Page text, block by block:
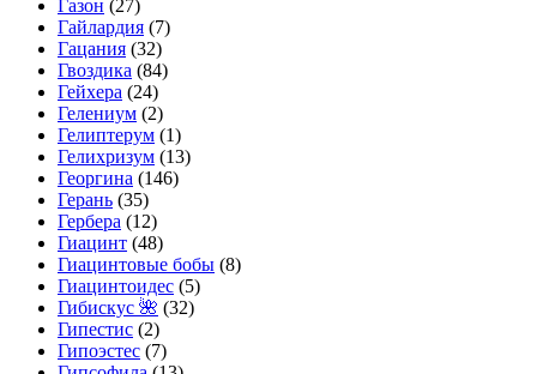
Газон (27)
Гайлардия (7)
Гацания (32)
Гвоздика (84)
Гейхера (24)
Гелениум (2)
Гелиптерум (1)
Гелихризум (13)
Георгина (146)
Герань (35)
Гербера (12)
Гиацинт (48)
Гиацинтовые бобы (8)
Гиацинтоидес (5)
Гибискус 🌺 (32)
Гипестис (2)
Гипоэстес (7)